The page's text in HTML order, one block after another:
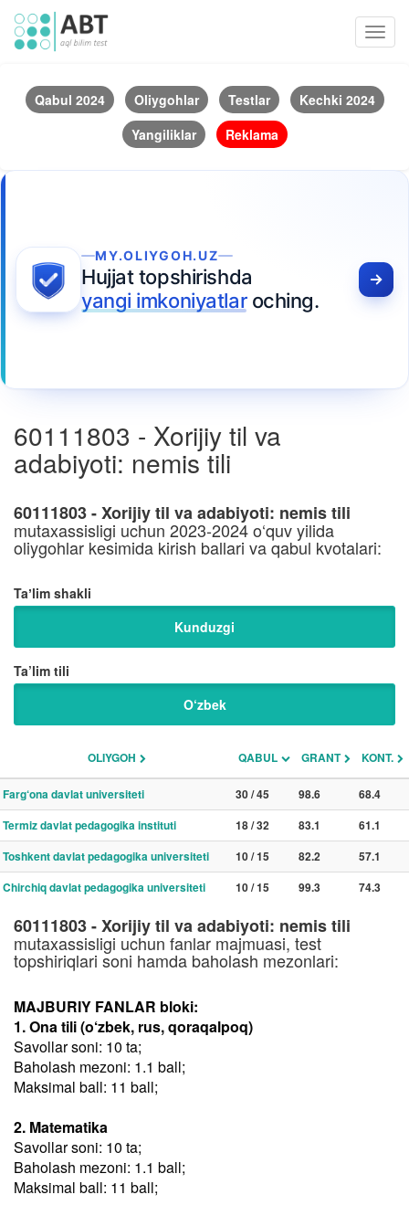
Qabul 2024 Oliygohlar Testlar
Kechki 2024
Yangiliklar
Reklama
MY.OLIYGOH.UZ
Hujjat topshirishda
yangi imkoniyatlaroching.
60111803 - Xorijiy til va
adabiyoti: nemis tili
60111803 - Xorijiy til va adabiyoti: nemis tili
mutaxassisligi uchun 2023-2024 o‘quv yilida
oliygohlar kesimida kirish ballari va qabul kvotalari:
Taʼlim shakli
Kunduzgi
Ta’lim tili
O‘zbek
OLIYGOH QABUL GRANT KONT.
Farg‘ona davlat universiteti 30 / 45 98.6
68.4
Termiz davlat pedagogika instituti
18 / 32 83.1
61.1
Toshkent davlat pedagogika universiteti
10 / 15 82.2
57.1
Chirchiq davlat pedagogika universiteti
10 / 15 99.3 74.3
60111803 - Xorijiy til va adabiyoti: nemis tili
mutaxassisligi uchun fanlar majmuasi, test
topshiriqlari soni hamda baholash mezonlari:
MAJBURIY FANLAR bloki:
1. Ona tili (o‘zbek, rus, qoraqalpoq)
Savollar soni: 10 ta;
Baholash mezoni: 1.1 ball;
Maksimal ball: 11 ball;
2. Matematika
Savollar soni: 10 ta;
Baholash mezoni: 1.1 ball;
Maksimal ball: 11 ball;